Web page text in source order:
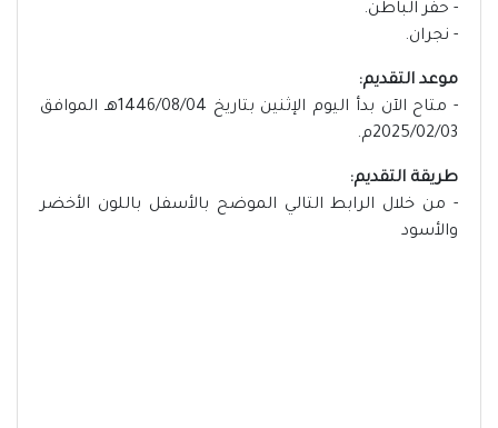
- حفر الباطن.
- نجران.
موعد التقديم:
- متاح الآن بدأ اليوم الإثنين بتاريخ 1446/08/04هـ الموافق
2025/02/03م.
طريقة التقديم:
- من خلال الرابط التالي الموضح بالأسفل باللون الأخضر
والأسود